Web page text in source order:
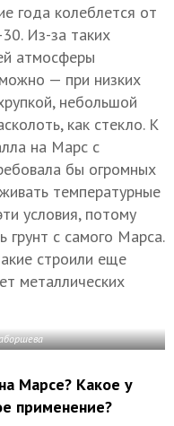
года колеблется от
Из-за таких
атмосферы
— при низких
небольшой
как стекло. К
на Марс с
бы огромных
температурные
условия, потому
грунт с самого Марса.
строили еще
металлических
Марсе? Какое у
применение?